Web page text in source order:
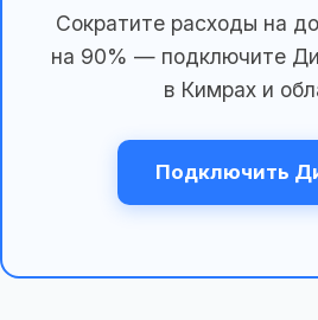
Сократите расходы на
на 90% — подключите
в Кимрах и
Подключить